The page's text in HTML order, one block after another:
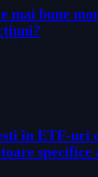
mai bune
în ETF-uri
specifice